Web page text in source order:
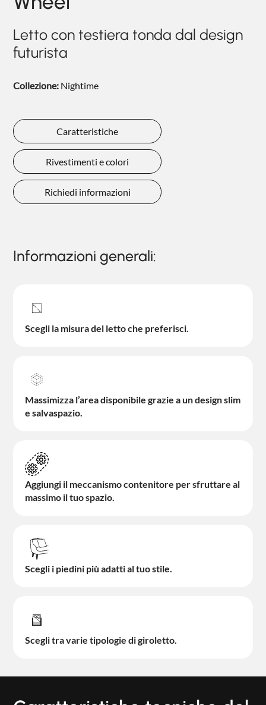
NIGHTBLOOM
NIGHTIME
GOODNIGHT
COMPLEMENTI
Letto con testiera tonda dal design
futurista
Collezione: Nightime
Caratteristiche
Rivestimenti e colori
Richiedi informazioni
Informazioni generali:
Scegli la misura del letto che preferisci.
Massimizza l’area disponibile grazie a un design slim
e salvaspazio.
Aggiungi il meccanismo contenitore per sfruttare al
massimo il tuo spazio.
Scegli i piedini più adatti al tuo stile.
Scegli tra varie tipologie di giroletto.